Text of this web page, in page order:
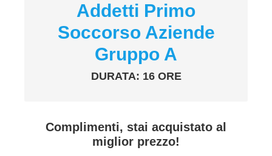
Addetti Primo
Soccorso Aziende
Gruppo A
DURATA: 16 ORE
Complimenti, stai acquistato al
miglior prezzo!